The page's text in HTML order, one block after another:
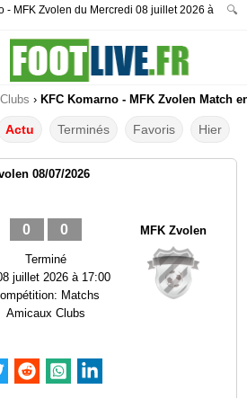
- MFK Zvolen du Mercredi 08 juillet 2026 à
🔍
› KFC Komarno - MFK Zvolen Match
Actu Terminés Favoris Hier
08/07/2026
0 0
Terminé
juillet 2026 à 17:00
Matchs
Amicaux Clubs
MFK Zvolen